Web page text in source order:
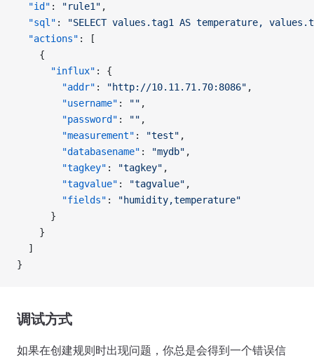
  "id"
: "rule1" ,
  "sql"
:
"SELECT values.tag1 AS temperature,
  "actions"
: [
    {
      "influx"
: {
        "addr"
: "http://10.11.71.70:8086" ,
        "username"
: "" ,
        "password"
: "" ,
        "measurement"
: "test" ,
        "databasename"
: "mydb" ,
        "tagkey"
: "tagkey" ,
        "tagvalue"
: "tagvalue" ,
        "fields"
:
"humidity,temperature"
      }
    }
  ]
}
调试方式
如果在创建规则时出现问题，你总是会得到一个错误信